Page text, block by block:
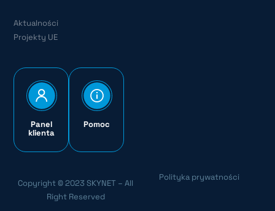
Aktualności
Projekty UE
Panel
klienta
Pomoc
Copyright © 2023 SKYNET – All
Right Reserved
Polityka prywatności